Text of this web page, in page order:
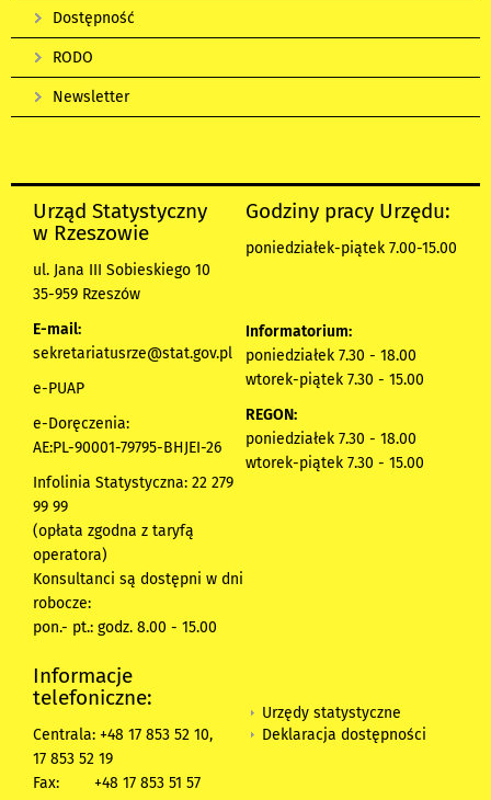
Dostępność
RODO
Newsletter
Urząd Statystyczny
w Rzeszowie
ul. Jana III Sobieskiego 10
35-959 Rzeszów
E-mail:
sekretariatusrze@stat.gov.pl
e-PUAP
e-Doręczenia:
AE:PL-90001-79795-BHJEI-26
Infolinia Statystyczna: 22 279
99 99
(opłata zgodna z taryfą
operatora)
Konsultanci są dostępni w dni
robocze:
pon.- pt.: godz. 8.00 - 15.00
Godziny pracy Urzędu:
poniedziałek-piątek 7.00-15.00
Informatorium:
poniedziałek 7.30 - 18.00
wtorek-piątek 7.30 - 15.00
REGON:
poniedziałek 7.30 - 18.00
wtorek-piątek 7.30 - 15.00
Informacje
telefoniczne:
Centrala: +48 17 853 52 10,
17 853 52 19
Fax:
+48 17 853 51 57
Urzędy statystyczne
Deklaracja dostępności